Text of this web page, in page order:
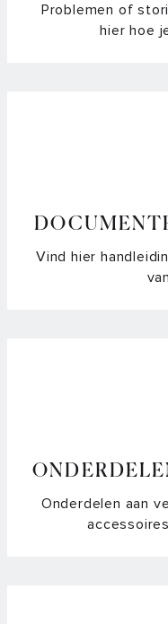
Problemen of
hier hoe
Vind hier
Onderdelen aan